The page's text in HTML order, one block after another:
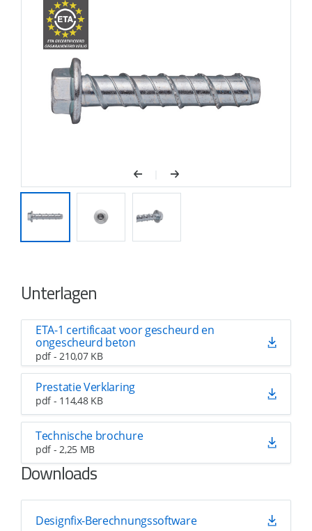
Unterlagen
ETA-1 certificaat voor gescheurd en
ongescheurd beton
pdf - 210,07 KB
Prestatie Verklaring
pdf - 114,48 KB
Technische brochure
pdf - 2,25 MB
Downloads
Designfix-Berechnungssoftware